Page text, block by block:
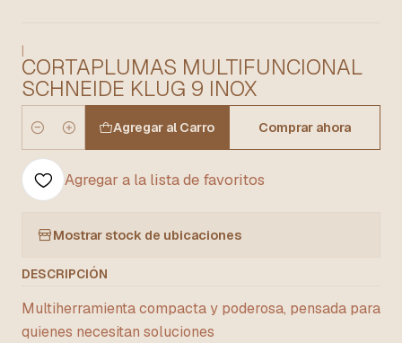
|
CORTAPLUMAS MULTIFUNCIONAL
SCHNEIDE KLUG 9 INOX
Cantidad
Agregar al Carro Comprar ahora
Agregar a la lista de favoritos
Mostrar stock de ubicaciones
DESCRIPCIÓN
Multiherramienta compacta y poderosa, pensada para
quienes necesitan soluciones